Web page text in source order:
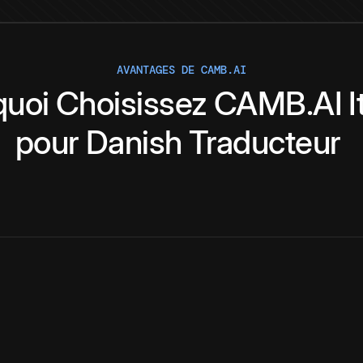
AVANTAGES DE CAMB.AI
Choisissez CAMB.AI
pour Danish Traducteur